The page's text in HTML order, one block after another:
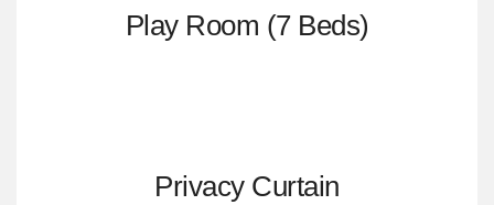
Play Room (7 Beds)
Privacy Curtain